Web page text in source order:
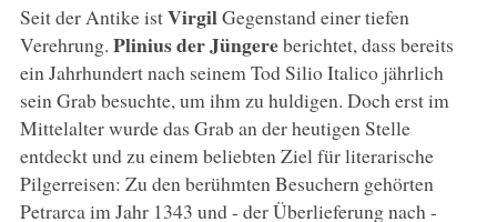
Seit der Antike istVirgilGegenstand einer tiefen
Verehrung. Plinius der Jüngereberichtet, dass bereits
ein Jahrhundert nach seinem Tod Silio Italico jährlich
sein Grab besuchte, um ihm zu huldigen. Doch erst im
Mittelalter wurde das Grab an der heutigen Stelle
entdeckt und zu einem beliebten Ziel für literarische
Pilgerreisen: Zu den berühmten Besuchern gehörten
Petrarca im Jahr 1343 und - der Überlieferung nach -